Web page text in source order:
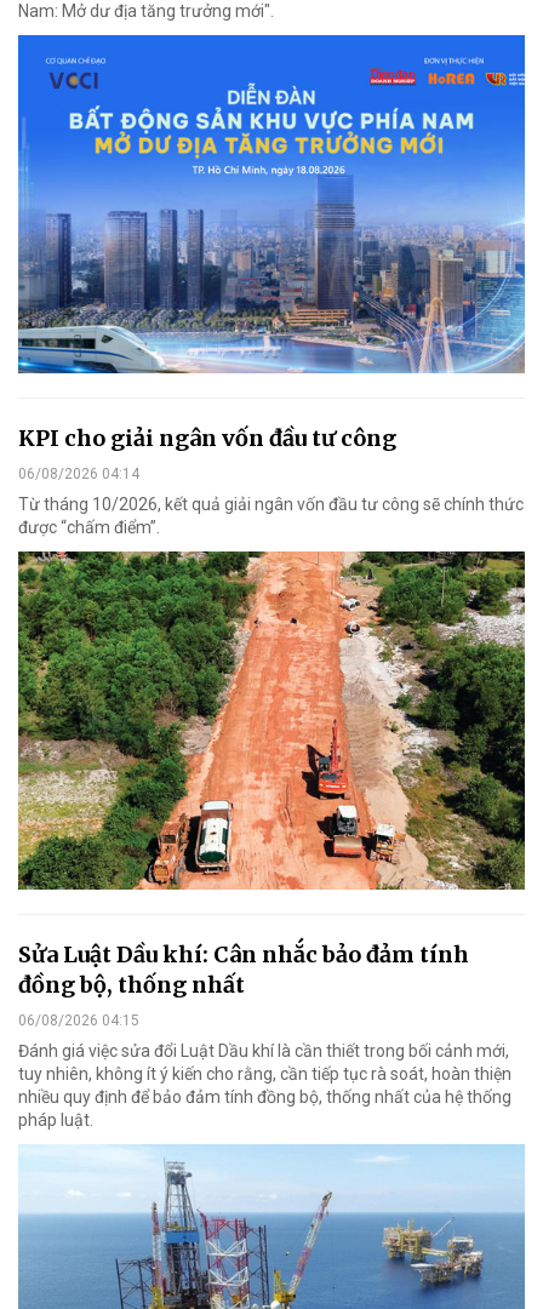
Nam: Mở dư địa tăng trưởng mới".
KPI cho giải ngân vốn đầu tư công
06/08/2026 04:14
Từ tháng 10/2026, kết quả giải ngân vốn đầu tư công sẽ chính thức
được “chấm điểm”.
Sửa Luật Dầu khí: Cân nhắc bảo đảm tính
đồng bộ, thống nhất
06/08/2026 04:15
Đánh giá việc sửa đổi Luật Dầu khí là cần thiết trong bối cảnh mới,
tuy nhiên, không ít ý kiến cho rằng, cần tiếp tục rà soát, hoàn thiện
nhiều quy định để bảo đảm tính đồng bộ, thống nhất của hệ thống
pháp luật.